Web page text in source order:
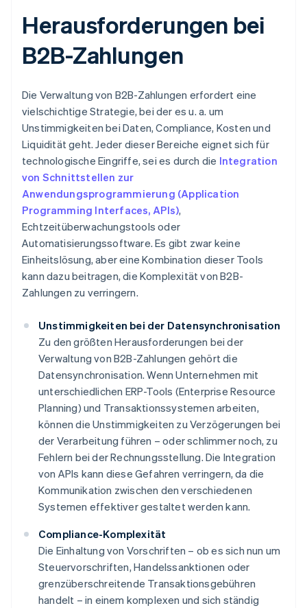
Herausforderungen bei
B2B-Zahlungen
Die Verwaltung von B2B-Zahlungen erfordert eine
vielschichtige Strategie, bei der es u. a. um
Unstimmigkeiten bei Daten, Compliance, Kosten und
Liquidität geht. Jeder dieser Bereiche eignet sich für
technologische Eingriffe, sei es durch die Integration
von Schnittstellen zur
Anwendungsprogrammierung (Application
Programming Interfaces, APIs),
Echtzeitüberwachungstools oder
Automatisierungssoftware. Es gibt zwar keine
Einheitslösung, aber eine Kombination dieser Tools
kann dazu beitragen, die Komplexität von B2B-
Zahlungen zu verringern.
Unstimmigkeiten bei der Datensynchronisation
Zu den größten Herausforderungen bei der
Verwaltung von B2B-Zahlungen gehört die
Datensynchronisation. Wenn Unternehmen mit
unterschiedlichen ERP-Tools (Enterprise Resource
Planning) und Transaktionssystemen arbeiten,
können die Unstimmigkeiten zu Verzögerungen bei
der Verarbeitung führen – oder schlimmer noch, zu
Fehlern bei der Rechnungsstellung. Die Integration
von APIs kann diese Gefahren verringern, da die
Kommunikation zwischen den verschiedenen
Systemen effektiver gestaltet werden kann.
Compliance-Komplexität
Die Einhaltung von Vorschriften – ob es sich nun um
Steuervorschriften, Handelssanktionen oder
grenzüberschreitende Transaktionsgebühren
handelt – in einem komplexen und sich ständig